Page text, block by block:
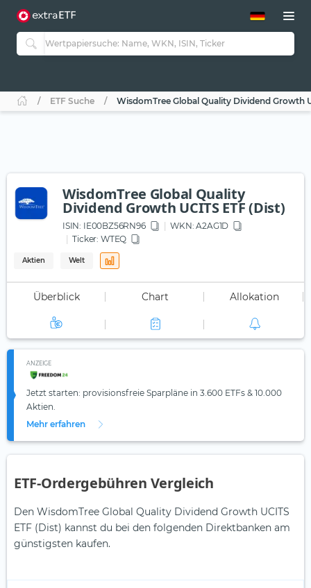
ETF-Guide 2.0
Guide Aktive ETFs
ETF-Sparpläne
ETF Suche WisdomTree Global Quality Dividend Growth
WisdomTree Global Quality
Dividend Growth UCITS ETF (Dist)
ISIN: IE00BZ56RN96 WKN: A2AG1D
Ticker: WTEQ
Aktien Welt
Überblick Chart Allokation
ANZEIGE
Jetzt starten: provisionsfreie Sparpläne in 3.600 ETFs & 10.000
Aktien.
Mehr erfahren
ETF-Ordergebühren Vergleich
Den WisdomTree Global Quality Dividend Growth UCITS
ETF (Dist) kannst du bei den folgenden Direktbanken am
günstigsten kaufen.